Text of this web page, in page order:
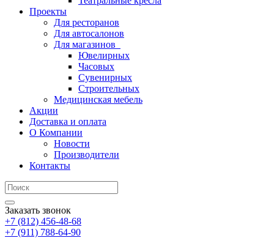
Проекты
Для ресторанов
Для автосалонов
Для магазинов
Ювелирных
Часовых
Сувенирных
Строительных
Медицинская мебель
Акции
Доставка и оплата
О Компании
Новости
Производители
Контакты
Заказать звонок
+7 (812) 456-48-68
+7 (911) 788-64-90